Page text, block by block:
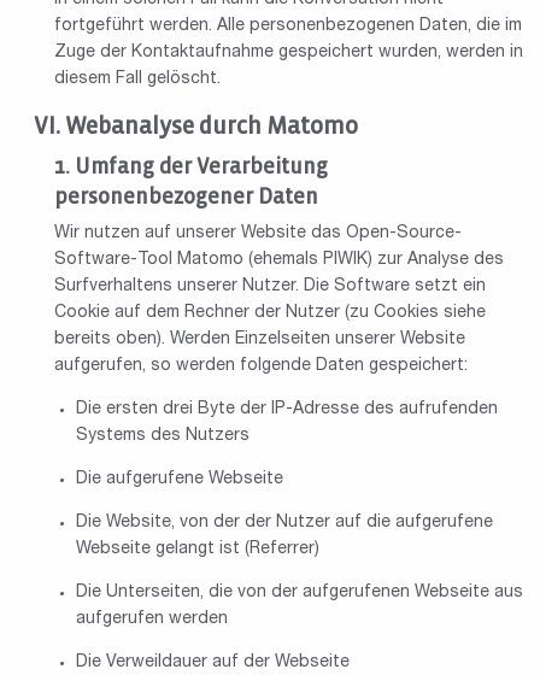
fortgeführt werden. Alle personenbezogenen Daten, die im
Zuge der Kontaktaufnahme gespeichert wurden, werden in
diesem Fall gelöscht.
Webanalyse durch Matomo
Umfang der Verarbeitung
personenbezogener Daten
Wir nutzen auf unserer Website das Open-Source-
Software-Tool Matomo (ehemals PIWIK) zur Analyse des
Surfverhaltens unserer Nutzer. Die Software setzt ein
Cookie auf dem Rechner der Nutzer (zu Cookies siehe
bereits oben). Werden Einzelseiten unserer Website
aufgerufen, so werden folgende Daten gespeichert:
Die ersten drei Byte der IP-Adresse des aufrufenden
Systems des Nutzers
Die aufgerufene Webseite
Die Website, von der der Nutzer auf die aufgerufene
Webseite gelangt ist (Referrer)
Die Unterseiten, die von der aufgerufenen Webseite aus
aufgerufen werden
Die Verweildauer auf der Webseite